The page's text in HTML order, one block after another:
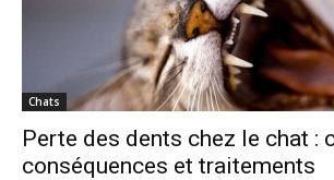
Chats
Perte des dents chez le chat :
conséquences et traitements